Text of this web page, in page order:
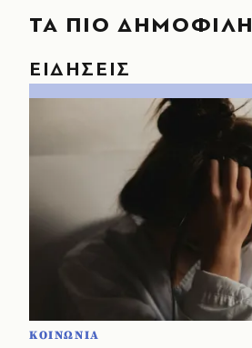
ΤΑ ΠΙΟ ΔΗΜΟΦΙΛΗ
ΕΙΔΗΣΕΙΣ
ΚΟΙΝΩΝΙΑ